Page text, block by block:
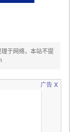
于网络，本站不提
广告 x